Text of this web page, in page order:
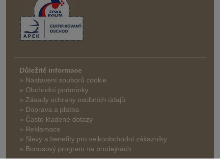
Důležité informace
» Nastavení souborů cookie
» Obchodní podmínky
» Zásady ochrany osobních údajů
» Doprava a platba
» Často kladené dotazy
» Reklamace
» Slevy a benefity pro velkoobchodní zákazníky
» Bonusový program na prodejnách